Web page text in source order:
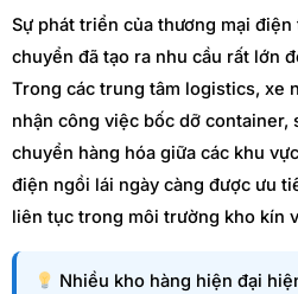
Sự phát triển của thương mại
chuyển đã tạo ra nhu cầu rất lớn
Trong các trung tâm logistics, xe
nhận công việc bốc dỡ container,
chuyển hàng hóa giữa các khu
điện ngồi lái ngày càng được ưu
liên tục trong môi trường kho kín
Nhiều kho hàng hiện đại